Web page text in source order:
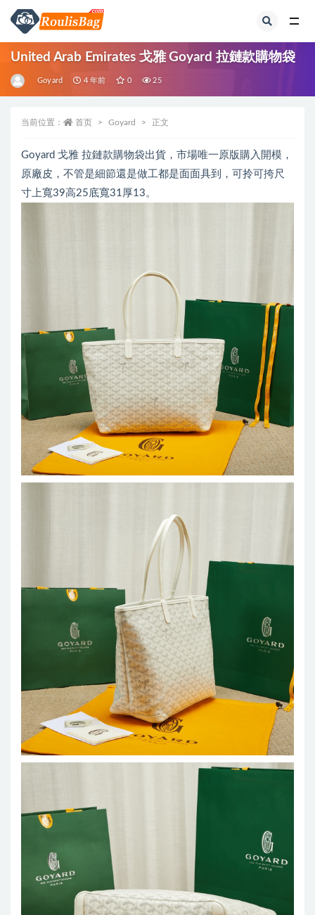
United Arab Emirates 戈雅 Goyard 拉鏈款購物袋
Goyard 4 年前 0 25
当前位置： 首页 Goyard 正文
Goyard 戈雅 拉鏈款購物袋出貨，市場唯一原版購入開模，
原廠皮，不管是細節還是做工都是面面具到，可拎可挎尺
寸上寬39高25底寬31厚13。